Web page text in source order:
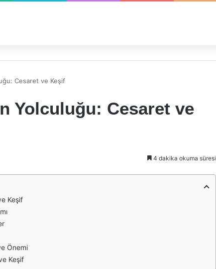
Cesaret ve Keşif
Yolculuğu: Cesaret ve
4 dakika okuma süresi
Keşif
Önemi
Keşif